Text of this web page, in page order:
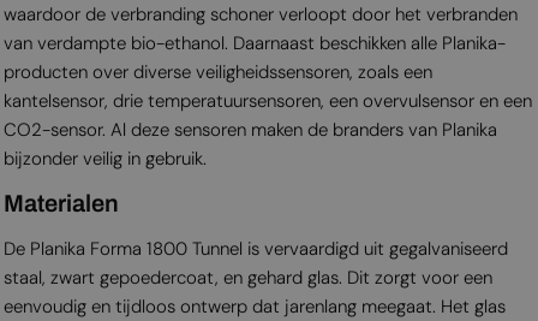
waardoor de verbranding schoner verloopt door het verbranden
van verdampte bio-ethanol. Daarnaast beschikken alle Planika-
producten over diverse veiligheidssensoren, zoals een
kantelsensor, drie temperatuursensoren, een overvulsensor en een
CO2-sensor. Al deze sensoren maken de branders van Planika
bijzonder veilig in gebruik.
Materialen
De Planika Forma 1800 Tunnel is vervaardigd uit gegalvaniseerd
staal, zwart gepoedercoat, en gehard glas. Dit zorgt voor een
eenvoudig en tijdloos ontwerp dat jarenlang meegaat. Het glas